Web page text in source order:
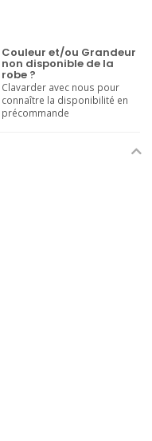
Couleur et/ou Grandeur
non disponible de la
robe ?
Clavarder avec nous pour
connaître la disponibilité en
précommande